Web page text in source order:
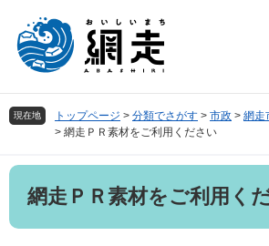
頭
で
飛
ば
へ
現在地 トップページ > 分類でさがす > 市政 > 網走
> 網走ＰＲ素材をご利用ください
本
網走ＰＲ素材をご利用く